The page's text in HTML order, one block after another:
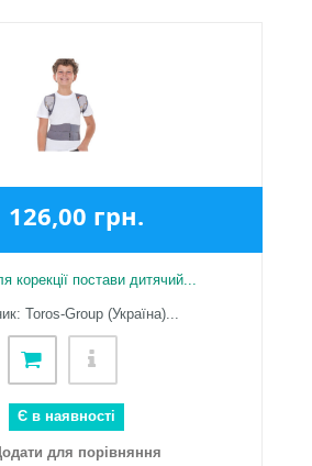
126,00 грн.
корекції постави дитячий...
Toros-Group (Україна)...
Є в наявності
для порівняння